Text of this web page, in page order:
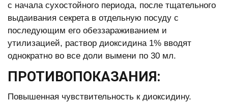
с начала сухостойного периода, после тщательного
выдаивания секрета в отдельную посуду с
последующим его обеззараживанием и
утилизацией, раствор диоксидина 1% вводят
однократно во все доли вымени по 30 мл.
ПРОТИВОПОКАЗАНИЯ:
Повышенная чувствительность к диоксидину.